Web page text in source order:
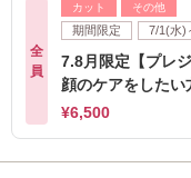
全
員
カット その他
期間限定 7/1(水)
7.8月限定【プレ
顔のケアをした
¥6,500